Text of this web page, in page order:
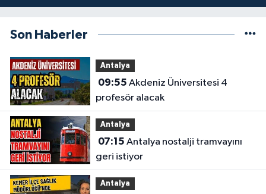
Son Haberler
Antalya
09:55
profesör alacak
Antalya
07:15
geri istiyor
Antalya